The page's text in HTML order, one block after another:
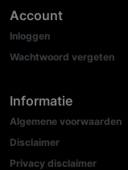
Account
Inloggen
Wachtwoord vergeten
Informatie
Algemene voorwaarden
Disclaimer
Privacy disclaimer